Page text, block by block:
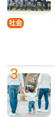
社会
3